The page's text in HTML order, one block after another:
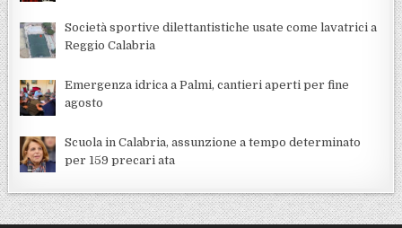
Società sportive dilettantistiche usate come lavatrici a
Reggio Calabria
Emergenza idrica a Palmi, cantieri aperti per fine
agosto
Scuola in Calabria, assunzione a tempo determinato
per 159 precari ata